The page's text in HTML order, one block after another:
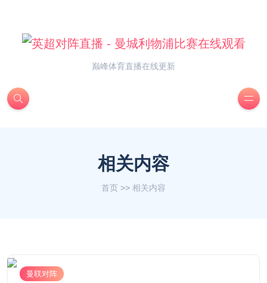
巅峰体育直播在线更新
相关内容
首页 >> 相关内容
曼联对阵